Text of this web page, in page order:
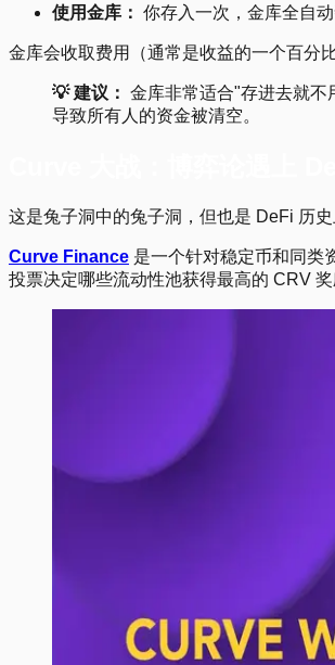
使用金库： 你存入一次，金库全自
金库会收取费用（通常是收益的一个百分
💡 建议： 金库非常适合"存进去就不
导致所有人的资金被清空。
这是兔子洞中的兔子洞，但也是 DeFi 历史
Curve Finance 是一个针对稳定币和同类
投票决定哪些流动性池获得最高的 CRV 奖